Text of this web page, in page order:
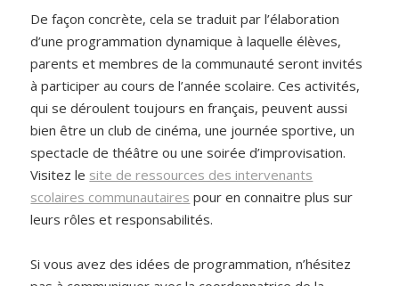
De façon concrète, cela se traduit par l’élaboration
d’une programmation dynamique à laquelle élèves,
parents et membres de la communauté seront invités
à participer au cours de l’année scolaire. Ces activités,
qui se déroulent toujours en français, peuvent aussi
bien être un club de cinéma, une journée sportive, un
spectacle de théâtre ou une soirée d’improvisation.
Visitez le site de ressources des intervenants
scolaires communautaires pour en connaitre plus sur
leurs rôles et responsabilités.
Si vous avez des idées de programmation, n’hésitez